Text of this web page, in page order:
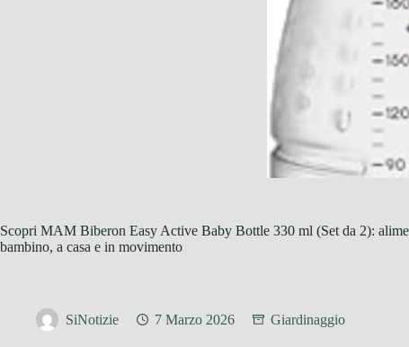
Scopri MAM Biberon Easy Active Baby Bottle 330 ml (Set da 2):
bambino, a casa e in movimento
SiNotizie 7 Marzo 2026 Giardinaggio